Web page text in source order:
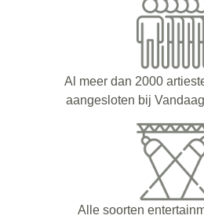
Al meer dan 2000
aangesloten bij
Alle soorten